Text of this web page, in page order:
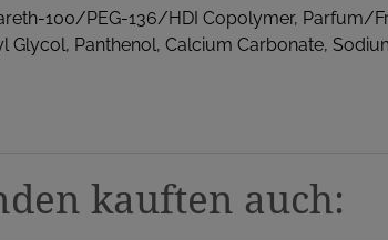
100/PEG-136/HDI Copolymer, Parfum/
Glycol, Panthenol, Calcium Carbonate,
kauften auch: